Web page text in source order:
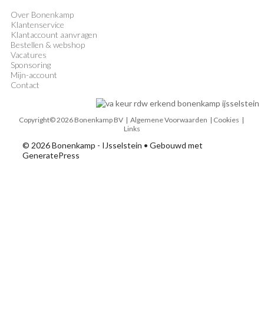
Over Bonenkamp
Klantenservice
Klantaccount aanvragen
Bestellen & webshop
Vacatures
Sponsoring
Mijn-account
Contact
Copyright© 2026 Bonenkamp BV | Algemene Voorwaarden | Cookies |
Links
© 2026 Bonenkamp - IJsselstein • Gebouwd met
GeneratePress